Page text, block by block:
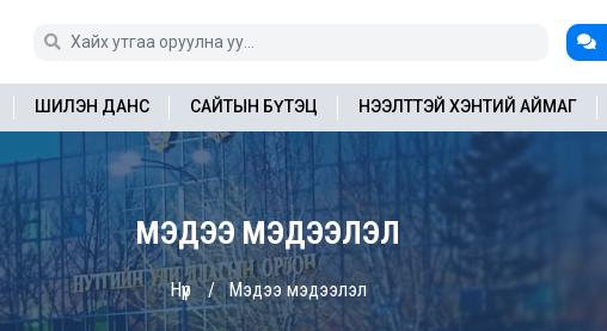
ШИЛЭН ДАНС САЙТЫН БҮТЭЦ НЭЭЛТТЭЙ ХЭНТИЙ АЙМАГ
МЭДЭЭ МЭДЭЭЛЭЛ
Нүүр Мэдээ мэдээлэл